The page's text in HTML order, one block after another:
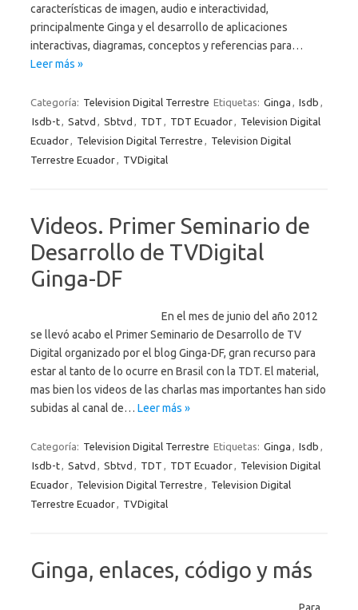
características de imagen, audio e interactividad,
principalmente Ginga y el desarrollo de aplicaciones
interactivas, diagramas, conceptos y referencias para…
Leer más »
Categoría: Television Digital Terrestre Etiquetas: Ginga , Isdb ,
Isdb-t, Satvd , Sbtvd , TDT , TDT Ecuador, Television Digital
Ecuador, Television Digital Terrestre , Television Digital
Terrestre Ecuador, TVDigital
Videos. Primer Seminario de
Desarrollo de TVDigital
Ginga-DF
En el mes de junio del año 2012
se llevó acabo el Primer Seminario de Desarrollo de TV
Digital organizado por el blog Ginga-DF, gran recurso para
estar al tanto de lo ocurre en Brasil con la TDT. El material,
mas bien los videos de las charlas mas importantes han sido
subidas al canal de… Leer más »
Categoría: Television Digital Terrestre Etiquetas: Ginga , Isdb ,
Isdb-t, Satvd , Sbtvd , TDT , TDT Ecuador, Television Digital
Ecuador, Television Digital Terrestre , Television Digital
Terrestre Ecuador, TVDigital
Ginga, enlaces, código y más